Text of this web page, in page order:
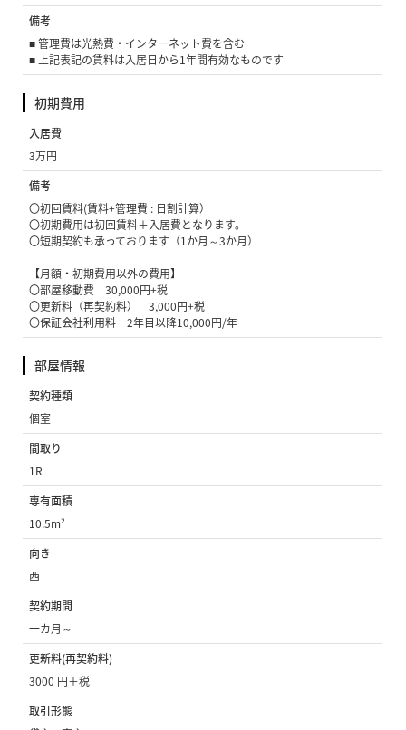
備考
■ 管理費は光熱費・インターネット費を含む
■ 上記表記の賃料は入居日から1年間有効なものです
初期費用
入居費
3万円
備考
〇初回賃料(賃料+管理費 : 日割計算）
〇初期費用は初回賃料＋入居費となります。
〇短期契約も承っております（1か月～3か月）
【月額・初期費用以外の費用】
〇部屋移動費 30,000円+税
〇更新料（再契約料） 3,000円+税
〇保証会社利用料 2年目以降10,000円/年
部屋情報
契約種類
個室
間取り
1R
専有面積
10.5m²
向き
西
契約期間
一カ月～
更新料(再契約料)
3000 円＋税
取引形態